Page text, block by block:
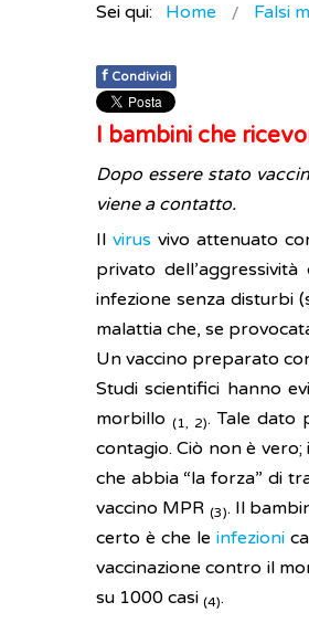
Sei qui: Home Falsi
f Condividi
I bambini che
Dopo essere stato
viene a contatto.
Il virus vivo attenuato
privato
infezione senza disturbi
malattia che, se
Un vaccino preparato
Studi scientifici hanno
morbillo(1, 2). Tale dato
contagio. Ciò non è
che abbia “la forza” di
vaccino MPR (3). Il
certo è che le infezioni
vaccinazione contro il
su 1000 casi (4).